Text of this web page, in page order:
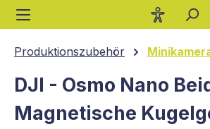
springen
Produktionszubehör
DJI - Osmo Nano
Magnetische